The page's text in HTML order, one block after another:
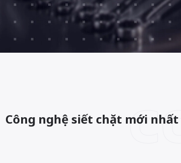
Công nghệ siết chặt mới